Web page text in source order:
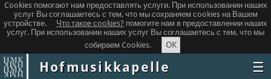
Cookies помогают нам предоставлять услуги. При использовании наших
услуг Вы соглашаетесь с тем, что мы сохраняем сookies на Вашем
устройстве.
Что такое сookies? помогите нам в предоставлении наших
услуг. При использовании наших услуг Вы соглашаетесь с тем, что мы
собираем Cookies.
OK
Hofmusikkapelle ☰